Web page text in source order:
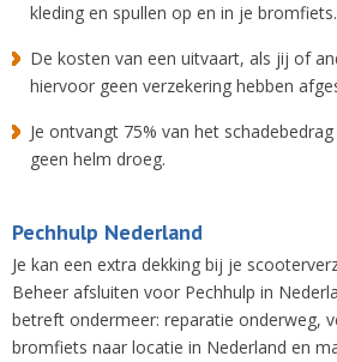
kleding en spullen op en in je bromfiets.
De kosten van een uitvaart, als jij of
hiervoor geen verzekering hebben
Je ontvangt 75% van het
geen helm droeg.
Pechhulp Nederland
Je kan een extra dekking bij je
Beheer afsluiten voor Pechhulp in
betreft ondermeer: reparatie onderweg,
bromfiets naar locatie in Nederland en